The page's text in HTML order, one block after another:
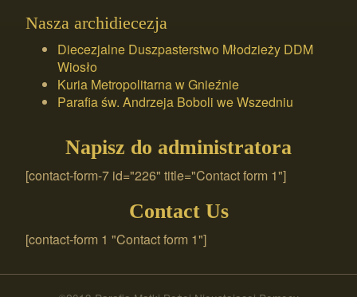
Nasza archidiecezja
Diecezjalne Duszpasterstwo Młodzieży DDM
Wiosło
Kuria Metropolitarna w Gnieźnie
Parafia św. Andrzeja Boboli we Wszedniu
Napisz do administratora
[contact-form-7 id="226" title="Contact form 1"]
Contact Us
[contact-form 1 "Contact form 1"]